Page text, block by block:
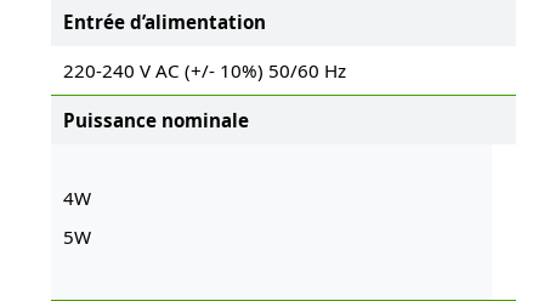
Entrée d’alimentation
220-240 V AC (+/- 10%) 50/60 Hz
Puissance nominale
4W
5W